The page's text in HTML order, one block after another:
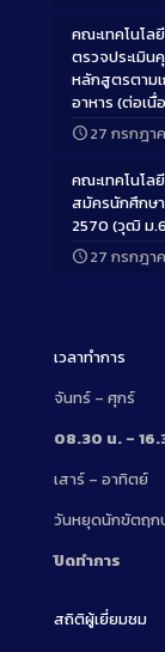
คณะเทคโนโล
ตรวจประเมิ
หลักสูตรตาม
อาหาร (ต่อเนื่
27 กรกฎา
คณะเทคโนโล
สมัครนักศึกษา
2570 (วุฒิ ม
27 กรกฎา
เวลาทำการ
จันทร์ – ศุกร์
08.30 น. –
เสาร์ – อาทิตย์
วันหยุดนักขัตฤก
ปิดทำการ
สถิติผู้เยี่ยมชม